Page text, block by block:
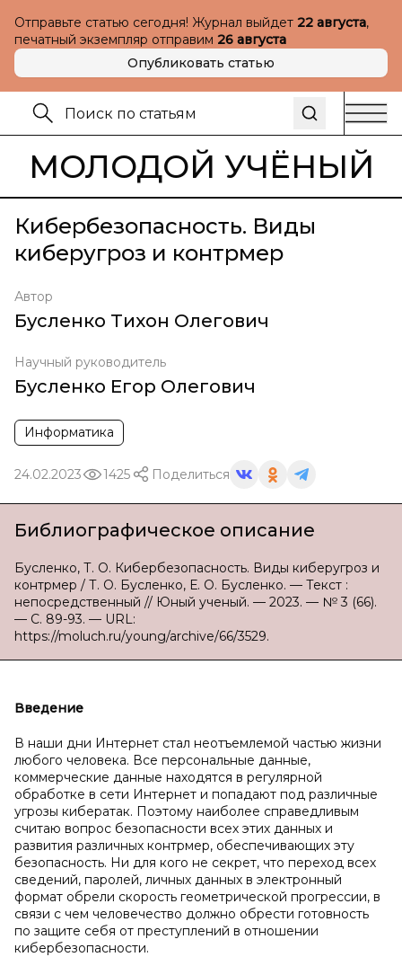
Отправьте статью сегодня! Журнал выйдет 22 августа,
печатный экземпляр отправим 26 августа
Опубликовать статью
МОЛОДОЙ УЧЁНЫЙ
Кибербезопасность. Виды
киберугроз и контрмер
Автор
Бусленко Тихон Олегович
Научный руководитель
Бусленко Егор Олегович
Информатика
24.02.2023 1425 Поделиться
Библиографическое описание
Бусленко, Т. О. Кибербезопасность. Виды киберугроз и
контрмер / Т. О. Бусленко, Е. О. Бусленко. — Текст :
непосредственный // Юный ученый. — 2023. — № 3 (66).
— С. 89-93. — URL:
https://moluch.ru/young/archive/66/3529.
Введение
В наши дни Интернет стал неотъемлемой частью жизни
любого человека. Все персональные данные,
коммерческие данные находятся в регулярной
обработке в сети Интернет и попадают под различные
угрозы кибератак. Поэтому наиболее справедливым
считаю вопрос безопасности всех этих данных и
развития различных контрмер, обеспечивающих эту
безопасность. Ни для кого не секрет, что переход всех
сведений, паролей, личных данных в электронный
формат обрели скорость геометрической прогрессии, в
связи с чем человечество должно обрести готовность
по защите себя от преступлений в отношении
кибербезопасности.